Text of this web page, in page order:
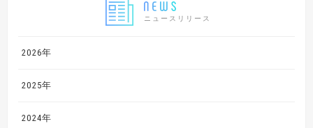
ニュースリリース
2026年
2025年
2024年